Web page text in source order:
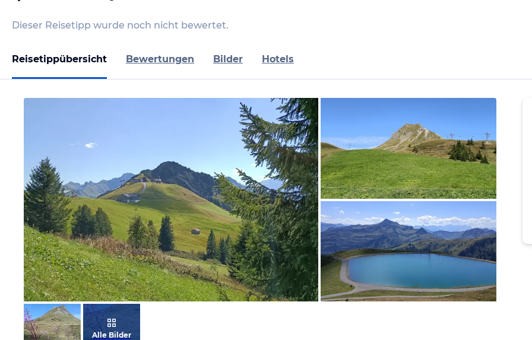
Dieser Reisetipp wurde noch nicht bewertet.
Reisetippübersicht Bewertungen Bilder Hotels
Bild melden
von Uwe
Bild melden
von Uwe
Alle Bilder